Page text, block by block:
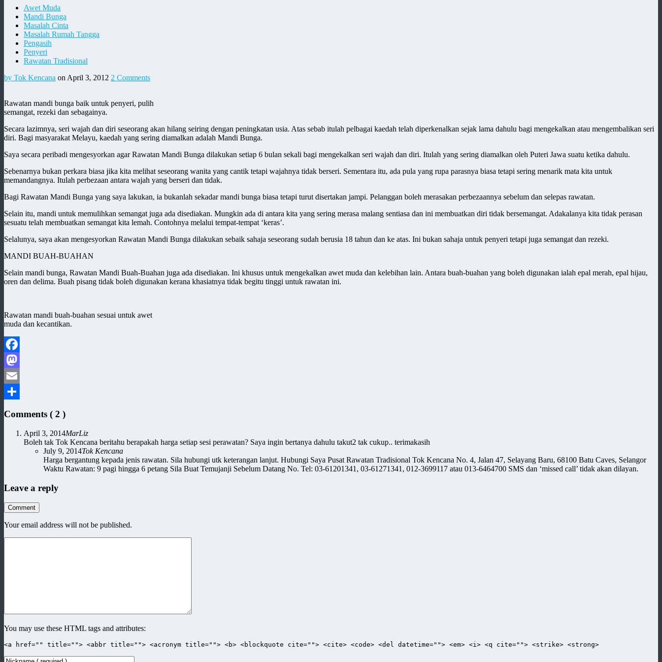
Awet Muda
Mandi Bunga
Masalah Cinta
Masalah Rumah Tangga
Pengasih
Penyeri
Rawatan Tradisional
by Tok Kencana on April 3, 2012 2 Comments
Rawatan mandi bunga baik untuk penyeri, pulih
semangat, rezeki dan sebagainya.
Secara lazimnya, seri wajah dan diri seseorang akan hilang seiring dengan peningkatan usia. Atas sebab itulah pelbagai kaedah telah diperkenalkan sejak lama dahulu bagi mengekalkan atau mengembalikan seri
diri. Bagi masyarakat Melayu, kaedah yang sering diamalkan adalah Mandi Bunga.
Saya secara peribadi mengesyorkan agar Rawatan Mandi Bunga dilakukan setiap 6 bulan sekali bagi mengekalkan seri wajah dan diri. Itulah yang sering diamalkan oleh Puteri Jawa suatu ketika dahulu.
Sebenarnya bukan perkara biasa jika kita melihat seseorang wanita yang cantik tetapi wajahnya tidak berseri. Sementara itu, ada pula yang rupa parasnya biasa tetapi sering menarik mata kita untuk
memandangnya. Itulah perbezaan antara wajah yang berseri dan tidak.
Bagi Rawatan Mandi Bunga yang saya lakukan, ia bukanlah sekadar mandi bunga biasa tetapi turut disertakan jampi. Pelanggan boleh merasakan perbezaannya sebelum dan selepas rawatan.
Selain itu, mandi untuk memulihkan semangat juga ada disediakan. Mungkin ada di antara kita yang sering merasa malang sentiasa dan ini membuatkan diri tidak bersemangat. Adakalanya kita tidak perasan
sesuatu telah membuatkan semangat kita lemah. Contohnya melalui tempat-tempat ‘keras’.
Selalunya, saya akan mengesyorkan Rawatan Mandi Bunga dilakukan sebaik sahaja seseorang sudah berusia 18 tahun dan ke atas. Ini bukan sahaja untuk penyeri tetapi juga semangat dan rezeki.
MANDI BUAH-BUAHAN
Selain mandi bunga, Rawatan Mandi Buah-Buahan juga ada disediakan. Ini khusus untuk mengekalkan awet muda dan kelebihan lain. Antara buah-buahan yang boleh digunakan ialah epal merah, epal hijau,
oren dan delima. Buah pisang tidak boleh digunakan kerana khasiatnya tidak begitu tinggi untuk rawatan ini.
Rawatan mandi buah-buahan sesuai untuk awet
muda dan kecantikan.
Facebook
Mastodon
Email
Comments ( 2 )
April 3, 2014MarLiz
Boleh tak Tok Kencana beritahu berapakah harga setiap sesi perawatan? Saya ingin bertanya dahulu takut2 tak cukup.. terimakasih
July 9, 2014Tok Kencana
Harga bergantung kepada jenis rawatan. Sila hubungi utk keterangan lanjut. Hubungi Saya Pusat Rawatan Tradisional Tok Kencana No. 4, Jalan 47, Selayang Baru, 68100 Batu Caves, Selangor
Waktu Rawatan: 9 pagi hingga 6 petang Sila Buat Temujanji Sebelum Datang No. Tel: 03-61201341, 03-61271341, 012-3699117 atau 013-6464700 SMS dan ‘missed call’ tidak akan dilayan.
Leave a reply
Comment
Your email address will not be published.
You may use these HTML tags and attributes:
<a href="" title=""> <abbr title=""> <acronym title=""> <b> <blockquote cite=""> <cite> <code> <del datetime=""> <em> <i> <q cite=""> <strike> <strong>